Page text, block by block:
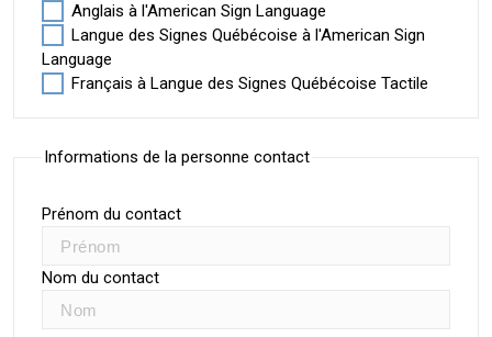
Anglais à l'American Sign Language
Langue des Signes Québécoise à l'American Sign
Language
Français à Langue des Signes Québécoise Tactile
Informations de la personne contact
Prénom du contact
Nom du contact